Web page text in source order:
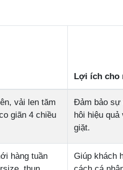
Lợi ích cho
vải len tăm
giãn 4 chiều
Đảm bảo sự
hôi hiệu quả
giặt.
hàng tuần
Giúp khách